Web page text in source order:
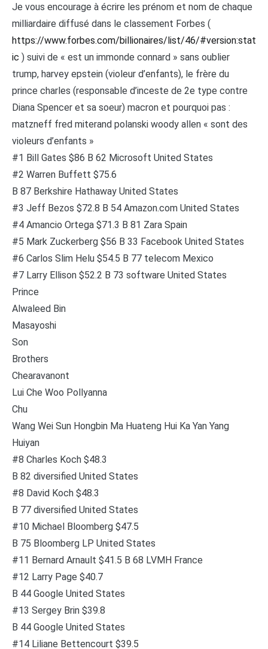
Je vous encourage à écrire les prénom et nom de chaque
milliardaire diffusé dans le classement Forbes (
https://www.forbes.com/billionaires/list/46/#version:stat
ic ) suivi de « est un immonde connard » sans oublier
trump, harvey epstein (violeur d’enfants), le frère du
prince charles (responsable d’inceste de 2e type contre
Diana Spencer et sa soeur) macron et pourquoi pas :
matzneff fred miterand polanski woody allen « sont des
violeurs d’enfants »
#1 Bill Gates $86 B 62 Microsoft United States
#2 Warren Buffett $75.6
B 87 Berkshire Hathaway United States
#3 Jeff Bezos $72.8 B 54 Amazon.com United States
#4 Amancio Ortega $71.3 B 81 Zara Spain
#5 Mark Zuckerberg $56 B 33 Facebook United States
#6 Carlos Slim Helu $54.5 B 77 telecom Mexico
#7 Larry Ellison $52.2 B 73 software United States
Prince
Alwaleed Bin
Masayoshi
Son
Brothers
Chearavanont
Lui Che Woo Pollyanna
Chu
Wang Wei Sun Hongbin Ma Huateng Hui Ka Yan Yang
Huiyan
#8 Charles Koch $48.3
B 82 diversified United States
#8 David Koch $48.3
B 77 diversified United States
#10 Michael Bloomberg $47.5
B 75 Bloomberg LP United States
#11 Bernard Arnault $41.5 B 68 LVMH France
#12 Larry Page $40.7
B 44 Google United States
#13 Sergey Brin $39.8
B 44 Google United States
#14 Liliane Bettencourt $39.5